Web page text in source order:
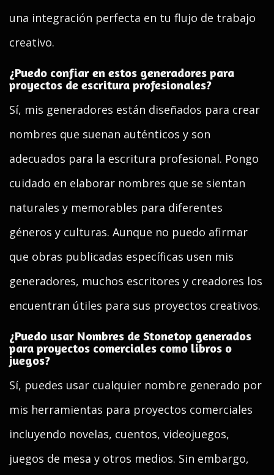
una integración perfecta en tu flujo de trabajo
creativo.
¿Puedo confiar en estos generadores para
proyectos de escritura profesionales?
Sí, mis generadores están diseñados para crear
nombres que suenan auténticos y son
adecuados para la escritura profesional. Pongo
cuidado en elaborar nombres que se sientan
naturales y memorables para diferentes
géneros y culturas. Aunque no puedo afirmar
que obras publicadas específicas usen mis
generadores, muchos escritores y creadores los
encuentran útiles para sus proyectos creativos.
¿Puedo usar Nombres de Stonetop generados
para proyectos comerciales como libros o
juegos?
Sí, puedes usar cualquier nombre generado por
mis herramientas para proyectos comerciales
incluyendo novelas, cuentos, videojuegos,
juegos de mesa y otros medios. Sin embargo,